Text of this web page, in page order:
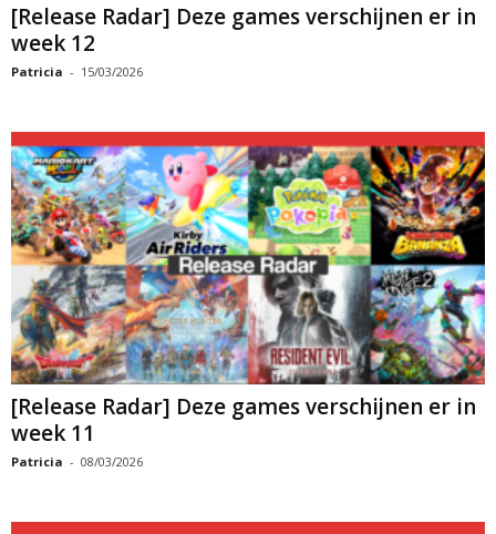
[Release Radar] Deze games verschijnen er in
week 12
Patricia - 15/03/2026
[Release Radar] Deze games verschijnen er in
week 11
Patricia - 08/03/2026